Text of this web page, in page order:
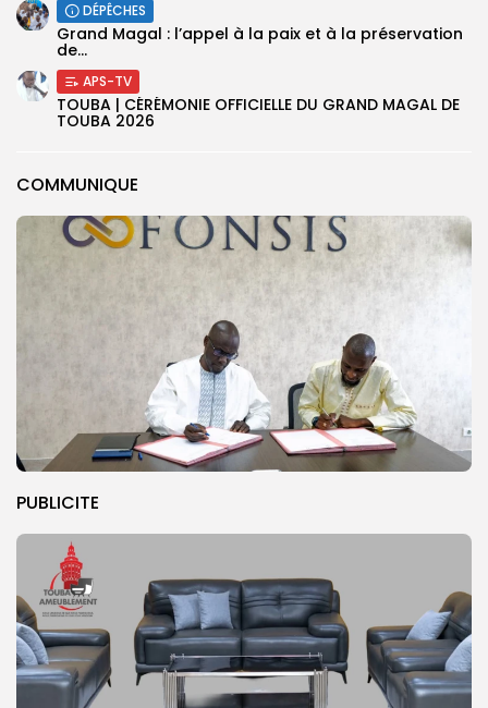
COMMUNIQUE
PUBLICITE
DÉPÊCHES
Grand Magal : l’appel à la paix et à la préservation
de...
APS-TV
TOUBA | CÉRÉMONIE OFFICIELLE DU GRAND MAGAL DE
TOUBA 2026